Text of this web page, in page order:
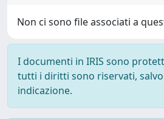
Non ci sono file associati a
I documenti in IRIS sono
tutti i diritti sono riservati,
indicazione.